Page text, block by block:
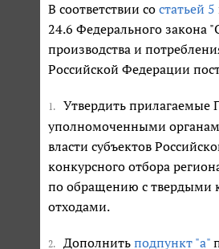
В соответствии со статьей 5
24.6 Федерального закона
производства и
Российской Федерации
1.
Утвердить прилагаемые
уполномоченными
власти субъектов
конкурсного отбора
по обращению с твердыми
отходами.
2. Дополнить подпункт "а"